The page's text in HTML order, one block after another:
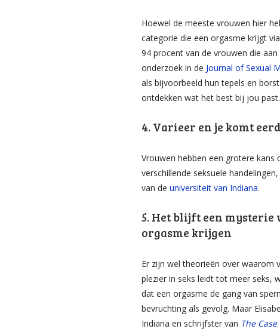
Hoewel de meeste vrouwen hier
categorie die een orgasme krijgt
94 procent van de vrouwen die
onderzoek in de Journal of Sexual
als bijvoorbeeld hun tepels en
ontdekken wat het best bij jou past.
4. Varieer en je komt
Vrouwen hebben een grotere
verschillende seksuele
van de universiteit van Indiana.
5. Het blijft een
orgasme krijgen
Er zijn wel theorieën over waarom
plezier in seks leidt tot meer seks,
dat een orgasme de gang van
bevruchting als gevolg. Maar
Indiana en schrijfster van The